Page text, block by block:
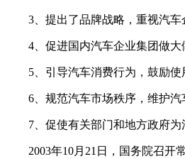
3、提出了品牌战略，重视汽车
4、促进国内汽车企业集团做大
5、引导汽车消费行为，鼓励使
6、规范汽车市场秩序，维护汽
7、促使有关部门和地方政府
2003年10月21日，国务院召开